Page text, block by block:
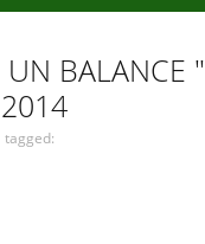
BALANCE
tagged: